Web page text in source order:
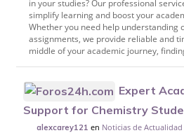
in your studies? Our professional
simplify learning and boost your
Whether you need help understanding
assignments, we provide reliable and
middle of your academic journey,
Expert
Support for Chemistry
alexcarey121 en Noticias de Actualidad